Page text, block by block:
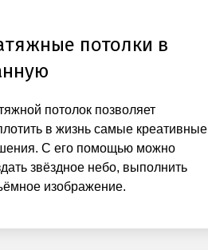
потолки в
потолок позволяет
в жизнь самые креативные
С его помощью можно
звёздное небо, выполнить
изображение.